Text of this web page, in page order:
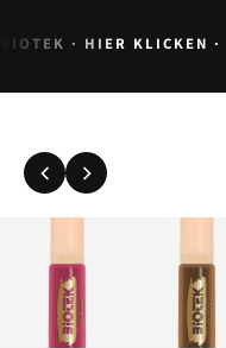
BIOTEK · HIER KLICKEN ·